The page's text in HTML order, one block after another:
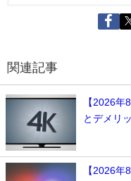
関連記事
【2026年
とデメリ
【2026